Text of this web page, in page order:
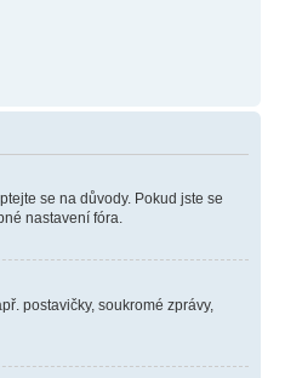
se na důvody. Pokud jste se
nastavení fóra.
postavičky, soukromé zprávy,